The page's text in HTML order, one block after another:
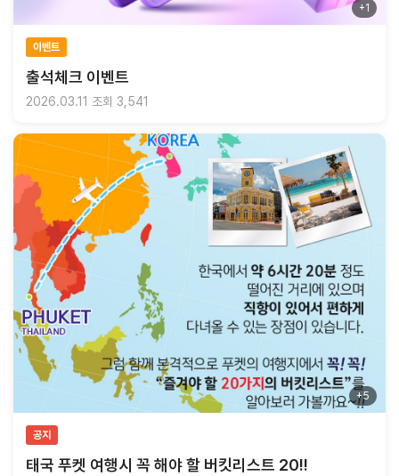
+1
이벤트
출석체크 이벤트
2026.03.11 조회 3,541
+5
공지
태국 푸켓 여행시 꼭 해야 할 버킷리스트 20!!